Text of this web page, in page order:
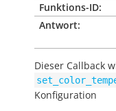
Funktions-ID:
Antwort:
Dieser Callback
Konfiguration